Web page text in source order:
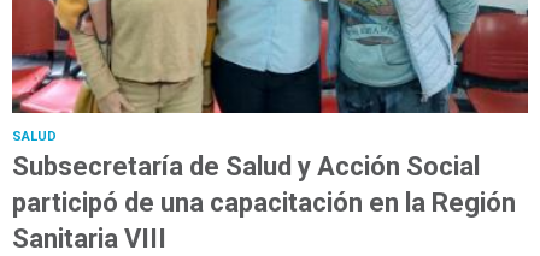
SALUD
Subsecretaría de Salud y Acción Social
participó de una capacitación en la Región
Sanitaria VIII